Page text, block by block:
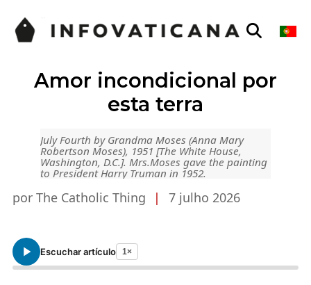
Amor incondicional por
esta terra
July Fourth by Grandma Moses (Anna Mary
Robertson Moses), 1951 [The White House,
Washington, D.C.]. Mrs.Moses gave the painting
to President Harry Truman in 1952.
por The Catholic Thing | 7 julho 2026
Escuchar artículo 1×